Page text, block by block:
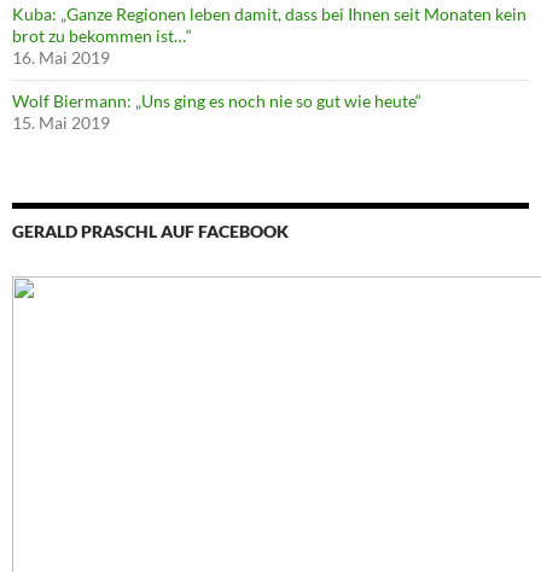
Kuba: „Ganze Regionen leben damit, dass bei Ihnen seit Monaten kein
brot zu bekommen ist…“
16. Mai 2019
Wolf Biermann: „Uns ging es noch nie so gut wie heute“
15. Mai 2019
GERALD PRASCHL AUF FACEBOOK